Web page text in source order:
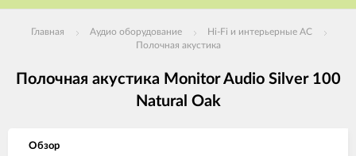
Главная Аудио оборудование
Hi-Fi и интерьерные АС
Полочная акустика
Полочная акустика Monitor Audio Silver 100
Natural Oak
Обзор